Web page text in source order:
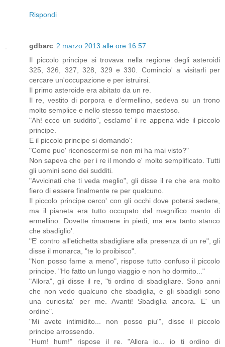
Rispondi
gdbarc 2 marzo 2013 alle ore 16:57
Il piccolo principe si trovava nella regione degli asteroidi
325, 326, 327, 328, 329 e 330. Comincio' a visitarli per
cercare un'occupazione e per istruirsi.
Il primo asteroide era abitato da un re.
Il re, vestito di porpora e d'ermellino, sedeva su un trono
molto semplice e nello stesso tempo maestoso.
"Ah! ecco un suddito", esclamo' il re appena vide il piccolo
principe.
E il piccolo principe si domando':
"Come puo' riconoscermi se non mi ha mai visto?"
Non sapeva che per i re il mondo e' molto semplificato. Tutti
gli uomini sono dei sudditi.
"Avvicinati che ti veda meglio", gli disse il re che era molto
fiero di essere finalmente re per qualcuno.
Il piccolo principe cerco' con gli occhi dove potersi sedere,
ma il pianeta era tutto occupato dal magnifico manto di
ermellino. Dovette rimanere in piedi, ma era tanto stanco
che sbadiglio'.
"E' contro all'etichetta sbadigliare alla presenza di un re", gli
disse il monarca, "te lo proibisco".
"Non posso farne a meno", rispose tutto confuso il piccolo
principe. "Ho fatto un lungo viaggio e non ho dormito..."
"Allora", gli disse il re, "ti ordino di sbadigliare. Sono anni
che non vedo qualcuno che sbadiglia, e gli sbadigli sono
una curiosita' per me. Avanti! Sbadiglia ancora. E' un
ordine".
"Mi avete intimidito... non posso piu'", disse il piccolo
principe arrossendo.
"Hum! hum!" rispose il re. "Allora io... io ti ordino di